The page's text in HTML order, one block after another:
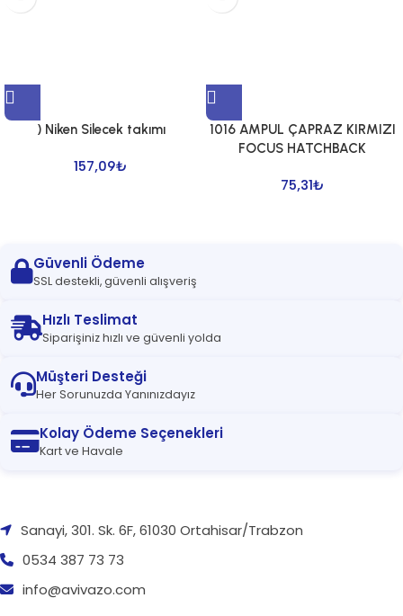
) Niken Silecek takımı
157,09₺
1016 AMPUL ÇAPRAZ KIRMIZI
FOCUS HATCHBACK
75,31₺
Güvenli Ödeme
SSL destekli, güvenli alışveriş
Hızlı Teslimat
Siparişiniz hızlı ve güvenli yolda
Müşteri Desteği
Her Sorunuzda Yanınızdayız
Kolay Ödeme Seçenekleri
Kart ve Havale
Sanayi, 301. Sk. 6F, 61030 Ortahisar/Trabzon
0534 387 73 73
info@avivazo.com